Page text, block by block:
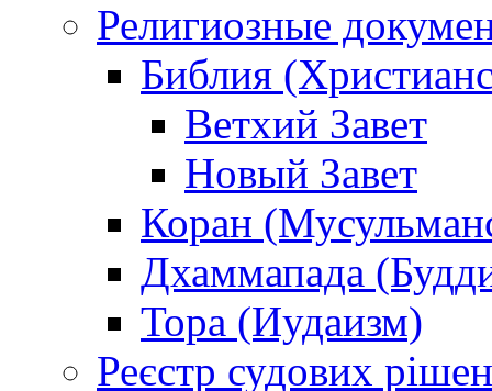
Религиозные
Библия
Ветхий Завет
Новый Завет
Коран
Дхаммапада
Тора (Иудаизм)
Реєстр судових